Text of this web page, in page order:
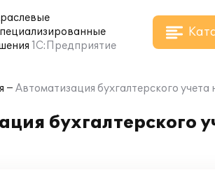
1С:Предприятие
Автоматизация бухгалтерского
бухгалтерского